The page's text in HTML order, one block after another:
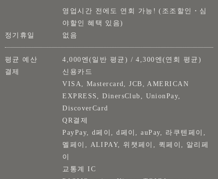
영업시간 전에도 연회 가능! (조조할인・심
야할인 혜택 있음)
정기휴일
없음
평균 예산
4,000엔(일반 평균) / 4,300엔(연회 평균)
결제
신용카드
VISA, Mastercard, JCB, AMERICAN
EXPRESS, DinersClub, UnionPay,
DiscoverCard
QR결제
PayPay, d페이, d페이, auPay, 라쿠텐페이,
멜페이, ALIPAY, 위챗페이, 퀵페이, 알리페
이
교통계 IC